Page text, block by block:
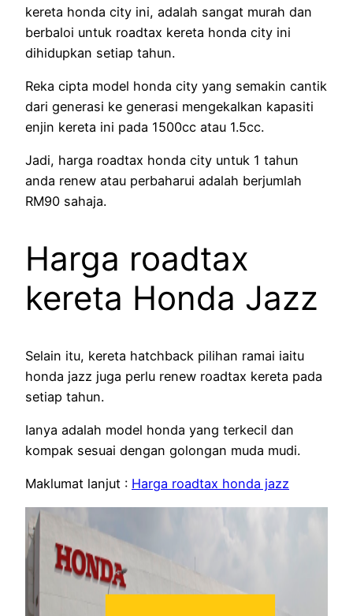
kereta honda city ini, adalah sangat murah dan
berbaloi untuk roadtax kereta honda city ini
dihidupkan setiap tahun.
Reka cipta model honda city yang semakin cantik
dari generasi ke generasi mengekalkan kapasiti
enjin kereta ini pada 1500cc atau 1.5cc.
Jadi, harga roadtax honda city untuk 1 tahun
anda renew atau perbaharui adalah berjumlah
RM90 sahaja.
Harga roadtax
kereta Honda Jazz
Selain itu, kereta hatchback pilihan ramai iaitu
honda jazz juga perlu renew roadtax kereta pada
setiap tahun.
Ianya adalah model honda yang terkecil dan
kompak sesuai dengan golongan muda mudi.
Maklumat lanjut : Harga roadtax honda jazz